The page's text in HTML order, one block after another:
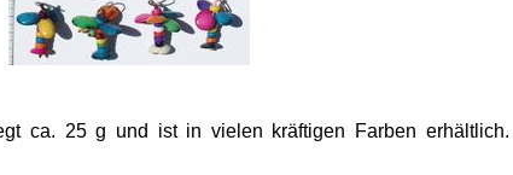
ca. 25 g und ist in vielen kräftigen Farben